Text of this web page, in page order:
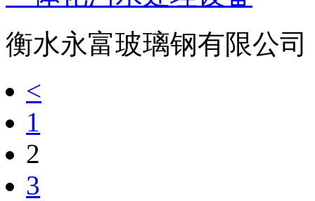
衡水永富玻璃钢有限公司
<
1
2
3